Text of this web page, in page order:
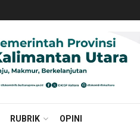
RUBRIK OPINI